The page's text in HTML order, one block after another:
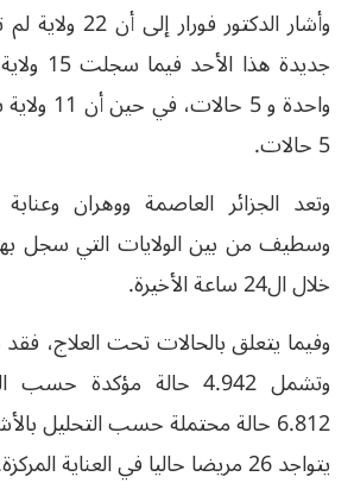
وأشار الدكتور
جديدة
واحدة و 5
5 حالات.
وتعد الجزائر العاصمة ووهران
وسطيف من بين الولايات التي سجل
خلال ال24 ساعة الأخيرة.
وتشمل 4.942 حالة مؤكدة
6.812 حالة محتملة حسب التحليل
يتواجد 26 مريضا حاليا في العناية المركزة.